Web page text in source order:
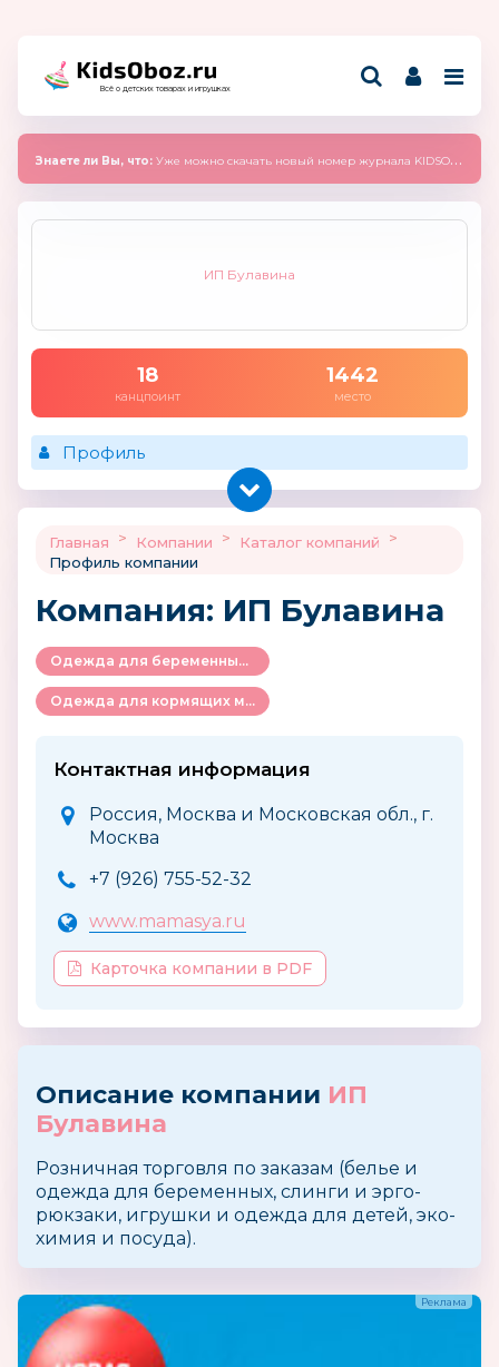
Всё о детских товарах и игрушках
Знаете ли Вы, что: Уже можно скачать новый номер журнала KIDSOBOZ 2025 (сентябрь)
ИП Булавина
18
канцпоинт
1442
место
Профиль
Главная > Компании > Каталог компаний
>
Профиль компании
Компания: ИП Булавина
Одежда для беременных и кормящих мам
Одежда для кормящих мам
Контактная информация
Россия, Москва и Московская обл., г.
Москва
+7 (926) 755-52-32
www.mamasya.ru
Карточка компании в PDF
Описание компании ИП
Булавина
Розничная торговля по заказам (белье и
одежда для беременных, слинги и эрго-
рюкзаки, игрушки и одежда для детей, эко-
химия и посуда).